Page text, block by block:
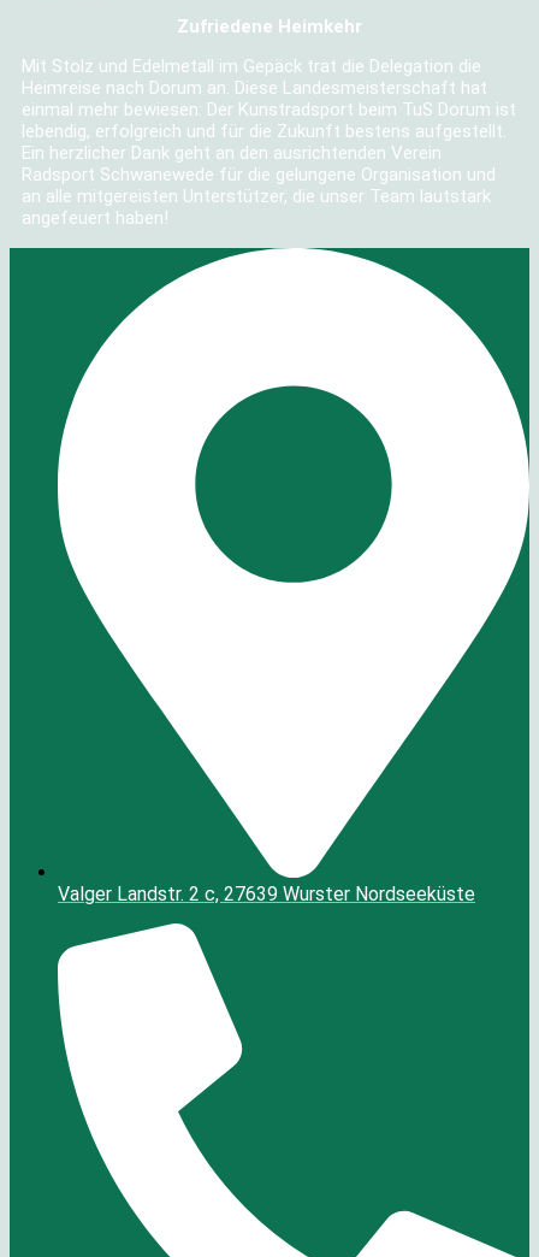
Zufriedene Heimkehr
Mit Stolz und Edelmetall im Gepäck trat die Delegation die
Heimreise nach Dorum an. Diese Landesmeisterschaft hat
einmal mehr bewiesen: Der Kunstradsport beim TuS Dorum ist
lebendig, erfolgreich und für die Zukunft bestens aufgestellt.
Ein herzlicher Dank geht an den ausrichtenden Verein
Radsport Schwanewede für die gelungene Organisation und
an alle mitgereisten Unterstützer, die unser Team lautstark
angefeuert haben!
Valger Landstr. 2 c, 27639 Wurster Nordseeküste